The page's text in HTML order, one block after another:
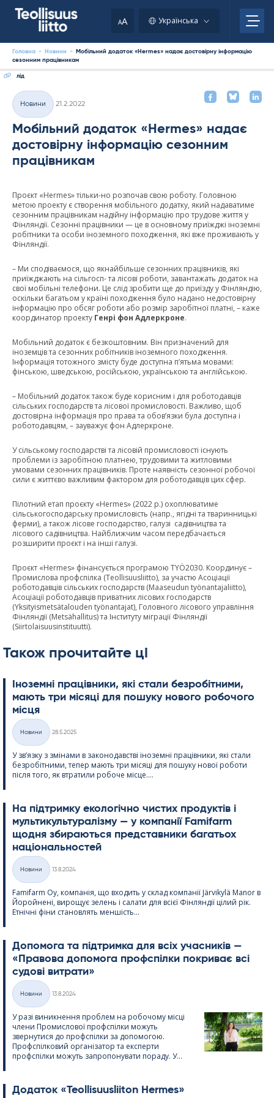
AA Українська
Головна - Новини -
Мобільний додаток «Hermes» надає достовірну інформацію
сезонним працівникам
лід
Категорії
Новини
21.2.2022
Мобільний додаток «Hermes» надає
достовірну інформацію сезонним
працівникам
Проєкт «Hermes» тільки-но розпочав свою роботу. Головною
метою проекту є створення мобільного додатку, який надаватиме
сезонним працівникам надійну інформацію про трудове життя у
Фінляндії. Сезонні працівники — це в основному приїжджі іноземні
робітники та особи іноземного походження, які вже проживають у
Фінляндії.
– Ми сподіваємося, що якнайбільше сезонних працівників, які
приїжджають на сільгосп- та лісові роботи, завантажать додаток на
свої мобільні телефони. Це слід зробити ще до приїзду у Фінляндію,
оскільки багатьом у країні походження було надано недостовірну
інформацію про обсяг роботи або розмір заробітної платні, – каже
координатор проекту Генрі фон Адлеркроне.
Мобільний додаток є безкоштовним. Він призначений для
іноземців та сезонних робітників іноземного походження.
Інформація тотожного змісту буде доступна п’ятьма мовами:
фінською, шведською, російською, українською та англійською.
– Мобільний додаток також буде корисним і для роботодавців
сільських господарств та лісової промисловості. Важливо, щоб
достовірна інформація про права та обов’язки була доступна і
роботодавцям, – зауважує фон Адлеркроне.
У сільському господарстві та лісовій промисловості існують
проблеми із заробітною платнею, трудовими та житловими
умовами сезонних працівників. Проте наявність сезонної робочої
сили є життєво важливим фактором для роботодавців цих сфер.
Пілотний етап проєкту «Hermes» (2022 р.) охоплюватиме
сільськогосподарську промисловість (напр., ягідні та тваринницькі
ферми), а також лісове господарство, галузі садівництва та
лісового садівництва. Найближчим часом передбачається
розширити проєкт і на інші галузі.
Проєкт «Hermes» фінансується програмою TYÖ2030. Координує –
Промислова профспілка (Teollisuusliitto), за участю Асоціації
роботодавців сільських господарств (Maaseudun työnantajaliitto),
Асоціації роботодавців приватних лісових господарств
(Yksityismetsätalouden työnantajat), Головного лісового управління
Фінляндії (Metsähallitus) та Інституту міграції Фінляндії
(Siirtolaisuusinstituutti).
Також прочитайте ці
Іноземні працівники, які стали безробітними,
мають три місяці для пошуку нового робочого
місця
Категорії
Новини
28.5.2025
У зв’язку з змінами в законодавстві іноземні працівники, які стали
безробітними, тепер мають три місяці для пошуку нової роботи
після того, як втратили робоче місце....
На підтримку екологічно чистих продуктів і
мультикультуралізму — у компанії Fa­mi­farm
щодня збираються представники багатьох
національностей
Категорії
Новини
13.8.2024
Fa­mi­farm Oy, компанія, що входить у склад компанії Jär­vi­kylä Ma­nor в
Йоройнені, вирощує зелень і салати для всієї Фінляндії цілий рік.
Етнічні фіни становлять меншість...
Допомога та підтримка для всіх учасників —
«Правова допомога профспілки покриває всі
судові витрати»
Категорії
Новини
13.8.2024
У разі виникнення проблем на робочому місці
члени Промислової профспілки можуть
звернутися до профспілки за допомогою.
Профспілковий організатор та експерти
профспілки можуть запропонувати пораду. У...
Додаток «Teol­li­suus­lii­ton Her­mes»